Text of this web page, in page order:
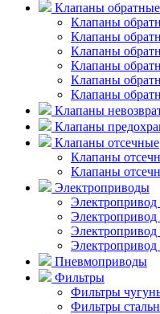
Клапаны обратные
Клапаны
Клапаны
Клапаны
Клапаны
Клапаны
Клапаны
Клапаны
Клапаны
Клапаны отсечные
Клапаны
Клапаны
Электроприводы
Электропривод
Пневмоприводы
Фильтры
Фильтры
Фильтры